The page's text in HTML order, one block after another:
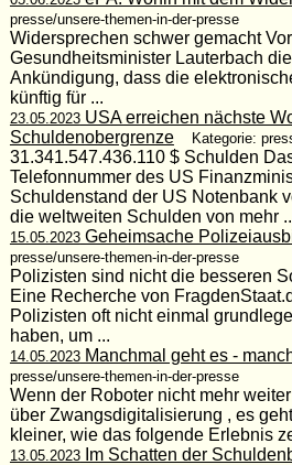
presse/unsere-themen-in-der-presse
Widersprechen schwer gemacht
Gesundheitsminister Lauterbach
Ankündigung, dass die
künftig für ...
23.05.2023USA erreichen nächste
Schuldenobergrenze
Kategorie:
31.341.547.436.110 $ Schulden
Telefonnummer des US
Schuldenstand der US Notenbank
die weltweiten Schulden von mehr
15.05.2023Geheimsache
presse/unsere-themen-in-der-presse
Polizisten sind nicht die besseren
Eine Recherche von
Polizisten oft nicht einmal
haben, um ...
14.05.2023Manchmal geht es -
presse/unsere-themen-in-der-presse
Wenn der Roboter nicht mehr
über Zwangsdigitalisierung , es
kleiner, wie das folgende Erlebnis
13.05.2023Im Schatten der